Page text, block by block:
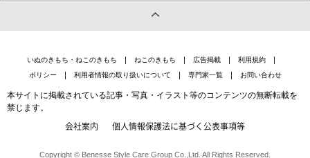
いぬのきもち・ねこのきもち ねこのきもち 広告掲載
利用規約
ポリシー
利用者情報の取り扱いについて 専門家一覧 お問い合わせ
本サイトに掲載されている記事・写真・イラスト等のコンテンツの無断転載を
禁じます。
会社案内 個人情報保護法に基づく公表事項等
Copyright © Benesse Style Care Group Co.,Ltd. All Rights Reserved.